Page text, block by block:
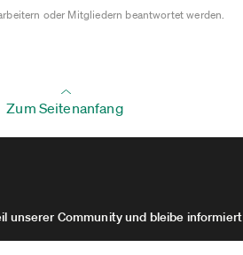
oder Mitgliedern beantwortet werden.
Zum Seitenanfang
unserer Community und bleibe informiert